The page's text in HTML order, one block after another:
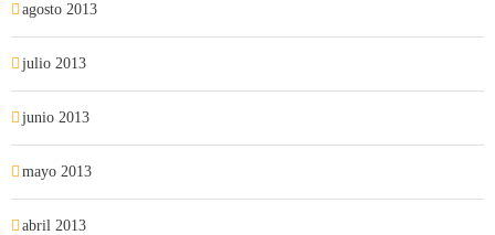
agosto 2013
julio 2013
junio 2013
mayo 2013
abril 2013